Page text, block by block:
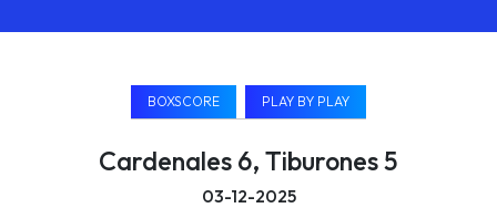
BOXSCORE PLAY BY PLAY
Cardenales 6, Tiburones 5
03-12-2025